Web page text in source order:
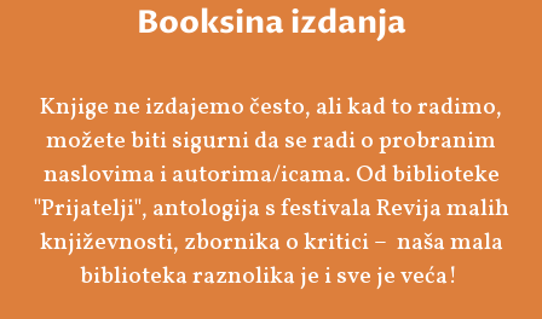
Booksina izdanja
Knjige ne izdajemo često, ali kad to radimo,
možete biti sigurni da se radi o probranim
naslovima i autorima/icama. Od biblioteke
"Prijatelji", antologija s festivala Revija malih
književnosti, zbornika o kritici – naša mala
biblioteka raznolika je i sve je veća!